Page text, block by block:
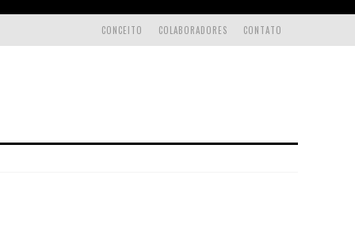
CONTATO
COLABORADORES
CONCEITO